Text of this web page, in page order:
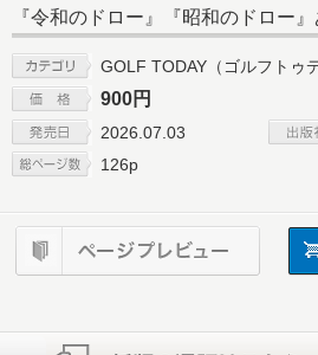
『令和のドロー』『昭和のドロー
GOLF TODAY（ゴルフトゥ
900円
2026.07.03
126p